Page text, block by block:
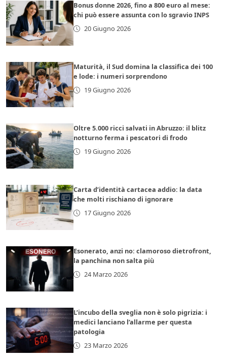
Bonus donne 2026, fino a 800 euro al mese:
chi può essere assunta con lo sgravio INPS
20 Giugno 2026
Maturità, il Sud domina la classifica dei 100
e lode: i numeri sorprendono
19 Giugno 2026
Oltre 5.000 ricci salvati in Abruzzo: il blitz
notturno ferma i pescatori di frodo
19 Giugno 2026
Carta d’identità cartacea addio: la data
che molti rischiano di ignorare
17 Giugno 2026
Esonerato, anzi no: clamoroso dietrofront,
la panchina non salta più
24 Marzo 2026
L’incubo della sveglia non è solo pigrizia: i
medici lanciano l’allarme per questa
patologia
23 Marzo 2026